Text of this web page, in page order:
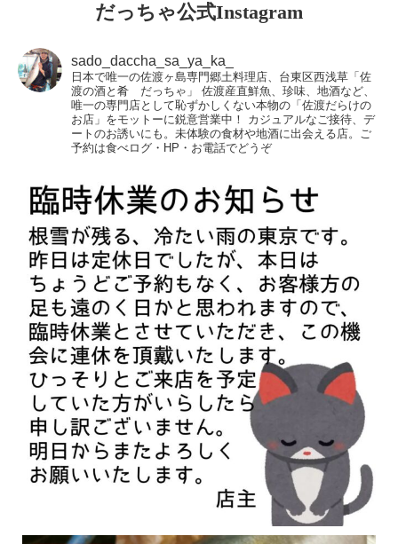
だっちゃ公式Instagram
sado_daccha_sa_ya_ka_
日本で唯一の佐渡ヶ島専門郷土料理店、台東区西浅草「佐
渡の酒と肴 だっちゃ」
佐渡産直鮮魚、珍味、地酒など、
唯一の専門店として恥ずかしくない本物の「佐渡だらけの
お店」をモットーに鋭意営業中！
カジュアルなご接待、デ
ートのお誘いにも。未体験の食材や地酒に出会える店。ご
予約は食べログ・HP・お電話でどうぞ